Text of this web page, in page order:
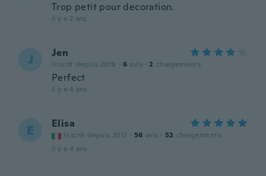
Trop petit pour decoration.
il y a 2 ans
J Jen
Inscrit depuis 2018 · 6 avis · 2 chargements
Perfect
il y a 4 ans
E Elisa
Inscrit depuis 2017 · 56 avis · 52 chargements
il y a 4 ans